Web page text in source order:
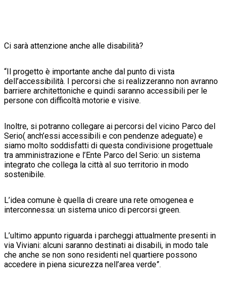
Ci sarà attenzione anche alle disabilità?
“Il progetto è importante anche dal punto di vista
dell’accessibilità. I percorsi che si realizzeranno non avranno
barriere architettoniche e quindi saranno accessibili per le
persone con difficoltà motorie e visive.
Inoltre, si potranno collegare ai percorsi del vicino Parco del
Serio( anch’essi accessibili e con pendenze adeguate) e
siamo molto soddisfatti di questa condivisione progettuale
tra amministrazione e l’Ente Parco del Serio: un sistema
integrato che collega la città al suo territorio in modo
sostenibile.
L’idea comune è quella di creare una rete omogenea e
interconnessa: un sistema unico di percorsi green.
L’ultimo appunto riguarda i parcheggi attualmente presenti in
via Viviani: alcuni saranno destinati ai disabili, in modo tale
che anche se non sono residenti nel quartiere possono
accedere in piena sicurezza nell’area verde”.